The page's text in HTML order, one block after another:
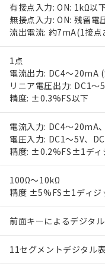
有接点入力: ON: 1kΩ以
無接点入力: ON: 残留電
流出電流: 約7mA(1接点
1点
電流出力: DC4～20mA
リニア電圧出力: DC1～
精度: ±0.3%FS以下
電流入力: DC4～20mA
電圧入力: DC1～5V、
精度: ±0.2%FS±1ディ
100Ω～10kΩ
精度 ±5%FS±1ディジ
前面キーによるデジタ
11セグメントデジタル
ご利用条件
以下の条件をお読みいた
本サービスは、当社
くものです。
当社制御機器事業取
在庫状況および標準
のであり、閲覧され
い。
正式な納期状況およ
当社販売員にご相談
オムロン制御機器販
在庫状況および標準
マイパーツ機能（部
ている必要がありま
が、当社の製品・サ
さい。
対応予定なし：EU
調査・確認中：EU
非該当品：ライセンス料
仕入先様の事情により、
*EU RoHS指令（10物質）：
鉛(Pb) 1000ppm以下、 水銀
六価クロム(Cr(Ⅵ)) 1000ppm以
フタル酸ビス(2-エチルヘキシル
ル（DBP） 1000ppm以下、フ
但し、RoHS指令で産業用監視
フタル酸エステル類の４物質に
※2 対応予定月
部品在庫の切り替え状況
下記の非含有証明書をダ
※1 中国RoHS○×表
「○」：最大均質材料含
「×」：最大均質材料含
「－」：未確認です。当
*中国RoHS10物質の基準値 (GB/
Cr(Ⅵ)(六価クロム) : 1000ppm、
DBP(フタル酸ジブチル) :
DEHP(フタル酸ビス(2-エチルヘ
※2 環境保護使用期限
「ｅ」：有害物質（10物
「10」：通常の使用状況
「－」：未確認です。当
当社は、これら貴社
う）を輸出または国
などの必要な手続き
当社は規制貨物を破
ます。
当社は貴社製品を、
置等に一切使用いた
当社は、貴社製品を
また当社は、販売先
たしません。
記
説明
○ 一定数以上の在
△ 一定数には満た
－
在庫なし(最新
機器販売店・当
空
白
受注生産機種、